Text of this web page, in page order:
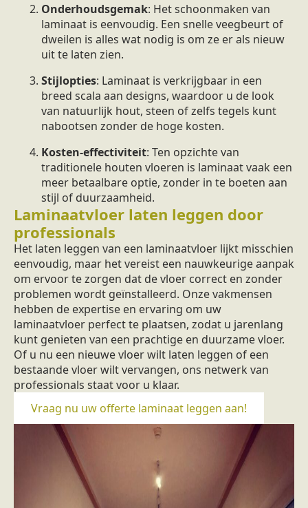
Onderhoudsgemak: Het schoonmaken van
laminaat is eenvoudig. Een snelle veegbeurt of
dweilen is alles wat nodig is om ze er als nieuw
uit te laten zien.
Stijlopties: Laminaat is verkrijgbaar in een
breed scala aan designs, waardoor u de look
van natuurlijk hout, steen of zelfs tegels kunt
nabootsen zonder de hoge kosten.
Kosten-effectiviteit: Ten opzichte van
traditionele houten vloeren is laminaat vaak een
meer betaalbare optie, zonder in te boeten aan
stijl of duurzaamheid.
Laminaatvloer laten leggen door
professionals
Het laten leggen van een laminaatvloer lijkt misschien
eenvoudig, maar het vereist een nauwkeurige aanpak
om ervoor te zorgen dat de vloer correct en zonder
problemen wordt geïnstalleerd. Onze vakmensen
hebben de expertise en ervaring om uw
laminaatvloer perfect te plaatsen, zodat u jarenlang
kunt genieten van een prachtige en duurzame vloer.
Of u nu een nieuwe vloer wilt laten leggen of een
bestaande vloer wilt vervangen, ons netwerk van
professionals staat voor u klaar.
Vraag nu uw offerte laminaat leggen aan!